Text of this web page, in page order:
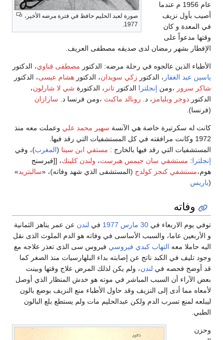
صورة لعبد الحليم حافظ في فترة مرضه الأخير،
1977.
عام 1956 م عندما
أصيب بأول نزيف
في المعدة و كان
وقتها مدعواً على
الإفطار بشهر رمضان لدى صديقه مصطفى العريف.
الأطباء الذين عالجوه في رحلة مرضه: الدكتور مصطفى قناوي، الدكتور
ياسين عبد الغفار ، الدكتور زكي سويدان، الدكتور هشام عيسى، الدكتور
شاكر سرور ،ومن إنجلترا الدكتور تانر ، الدكتورة شي لا شارلون،
الدكتور دوجر ويليامز ، د. رونالد ماكبث ،ومن فرنسا د. سارازان
(فرنسا).
كانت له سكرتيرة خاصة هي الآنسة سهير محمد علي وعملت معه منذ
1972 وكانت مرافقته في كل المستشفيات التي رقد فيها.
المستشفيات التي رقد فيها بالخارج : مستفي ابن سينا (المغرب)، وفي
إنجلترا: مستشفي سان جيمس هيرست، ولندن كلينك، [[فيرسنج
هوم،مستشفي كنجز كولدج (المستشفى الذي شهد وفاته)، «سالبتريد»
(باريس
وفاته
توفي يوم الاربعاء في 30 مارس 1977 في لندن عن عمر يناهز الثمانية
و الأربعين عاما، والسبب الأساسى في وفاته هو الدم الملوث الذى نقل
اليه حاملا معه التهاب كبدي فيروسي فيروس سى الذى تعذر علاجه مع
وجود تليف في الكبد ناتج عن إصابته بداء البلهارسيات منذ الصغر كما
قد أوضح فحصه في لندن، ولم يكن لذلك المرض علاج وقتها وبينت
بعض الآراء أن السبب المباشر في موته هو خدش المنظار الذي أوصل
لأمعاه مما أدى إلى النزيف وقد حاول الأطباء منع النزيف بوضع بالون
ليبلعه لمنع تسرب الدم ولكن عبدالحليم مات ولم يستطع بلع البالون
الطبي.
وحزن